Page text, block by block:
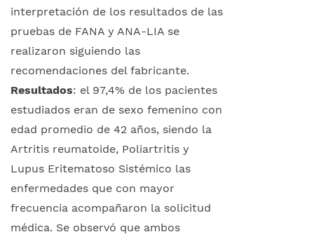
interpretación de los resultados de las
pruebas de FANA y ANA-LIA se
realizaron siguiendo las
recomendaciones del fabricante.
Resultados: el 97,4% de los pacientes
estudiados eran de sexo femenino con
edad promedio de 42 años, siendo la
Artritis reumatoide, Poliartritis y
Lupus Eritematoso Sistémico las
enfermedades que con mayor
frecuencia acompañaron la solicitud
médica. Se observó que ambos